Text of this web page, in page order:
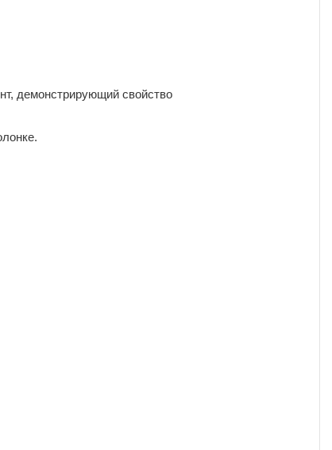
демонстрирующий свойство